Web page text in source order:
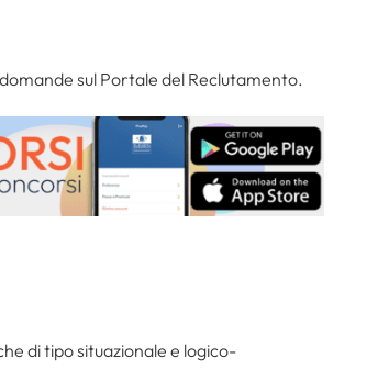
sul Portale del Reclutamento.
di tipo situazionale e logico-